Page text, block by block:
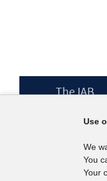
Footer
The IAB
Surveys
Projects
Scientific
Use
We
You
Your